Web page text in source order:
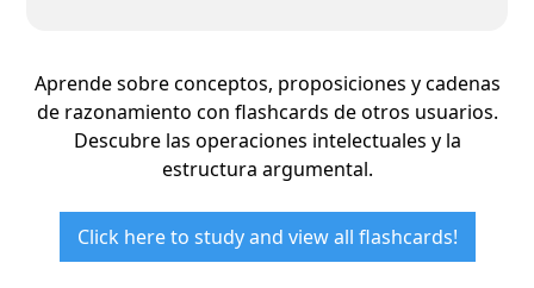
Aprende sobre conceptos, proposiciones y cadenas
de razonamiento con flashcards de otros usuarios.
Descubre las operaciones intelectuales y la
estructura argumental.
Click here to study and view all flashcards!